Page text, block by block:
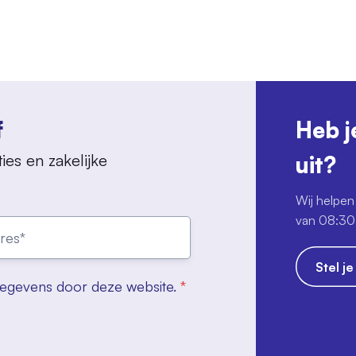
en zakelijke
door deze website. *
Heb
uit?
Wij
van 08:30
Stel